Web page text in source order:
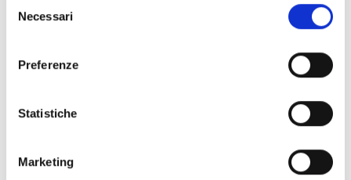
Per conoscere i dettagli, consulta la nostra cookie policy.
https://www.openinnovation.regione.lombardia.it/it/co
https://www.openinnovation.regione.lombardia.it/it/pr
delNecessari
Preferenze
Statistiche
Marketing